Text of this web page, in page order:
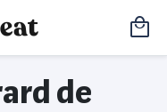
de